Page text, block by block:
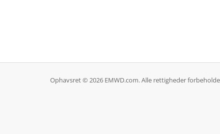
Ophavsret © 2026 EMWD.com. Alle rettigheder